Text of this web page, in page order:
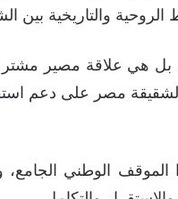
والتاريخية بين
هي علاقة مصير
مصر على دعم
الموقف الوطني الجامع،